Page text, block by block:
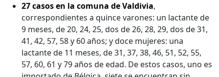
27 casos en la comuna de Valdivia,
correspondientes a quince varones: un lactante de
9 meses, de 20, 24, 25, dos de 26, 28, 29, dos de 31,
41, 42, 57, 58 y 60 años; y doce mujeres: una
lactante de 11 meses, de 31, 37, 38, 46, 51, 52, 55,
57, 60, 61 y 79 años de edad. De estos casos, uno es